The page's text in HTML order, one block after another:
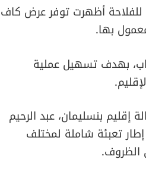
للفلاحة أظهرت توفر عرض كاف
بها.
بهدف تسهيل عملية
بنسليمان، عبد الرحيم
الأضحى لعام 1447 هـ تتم في إطار تعبئة شاملة لمختلف
الظروف.